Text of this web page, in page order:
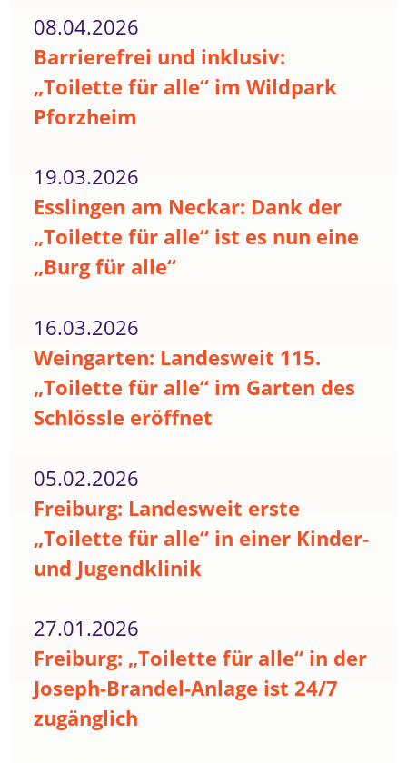
08.04.2026
Barrierefrei und inklusiv:
„Toilette für alle“ im Wildpark
Pforzheim
19.03.2026
Esslingen am Neckar: Dank der
„Toilette für alle“ ist es nun eine
„Burg für alle“
16.03.2026
Weingarten: Landesweit 115.
„Toilette für alle“ im Garten des
Schlössle eröffnet
05.02.2026
Freiburg: Landesweit erste
„Toilette für alle“ in einer Kinder-
und Jugendklinik
27.01.2026
Freiburg: „Toilette für alle“ in der
Joseph-Brandel-Anlage ist 24/7
zugänglich